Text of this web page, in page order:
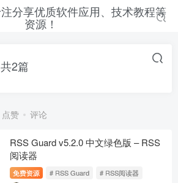
共2篇
点赞 评论
RSS Guard v5.2.0 中文绿色版 – RSS
阅读器
免费资源 # RSS Guard # RSS阅读器